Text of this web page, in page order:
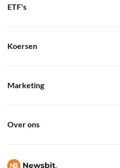
ETF's
Koersen
Marketing
Over ons